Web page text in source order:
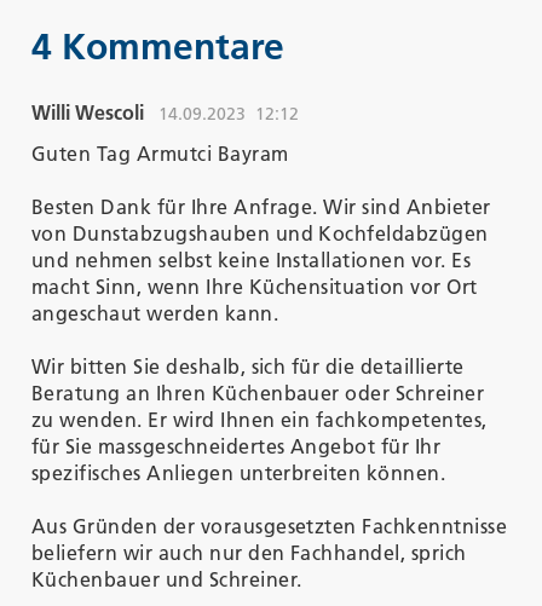
4 Kommentare
Willi Wescoli 14.09.2023 12:12
Guten Tag Armutci Bayram
Besten Dank für Ihre Anfrage. Wir sind Anbieter
von Dunstabzugshauben und Kochfeldabzügen
und nehmen selbst keine Installationen vor. Es
macht Sinn, wenn Ihre Küchensituation vor Ort
angeschaut werden kann.
Wir bitten Sie deshalb, sich für die detaillierte
Beratung an Ihren Küchenbauer oder Schreiner
zu wenden. Er wird Ihnen ein fachkompetentes,
für Sie massgeschneidertes Angebot für Ihr
spezifisches Anliegen unterbreiten können.
Aus Gründen der vorausgesetzten Fachkenntnisse
beliefern wir auch nur den Fachhandel, sprich
Küchenbauer und Schreiner.